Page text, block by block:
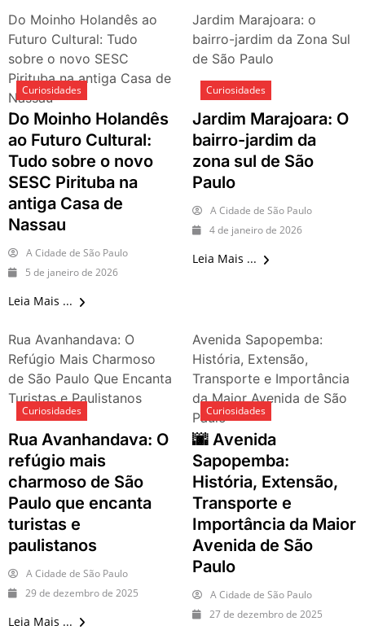
final de semana de 11 e 12
de julho: guia completo com
festas julinas, exposições,
shows, parques,
gastronomia, automobilismo
e lazer para toda a família
Do Moinho Holandês ao
Futuro Cultural: Tudo
sobre o novo SESC
Pirituba na antiga Casa de
Nassau
Curiosidades
Do Moinho Holandês
ao Futuro Cultural:
Tudo sobre o novo
SESC Pirituba na
antiga Casa de
Nassau
A Cidade de São Paulo
5 de janeiro de 2026
Leia Mais ...
Jardim Marajoara: o
bairro-jardim da Zona Sul
de São Paulo
Curiosidades
Jardim Marajoara: O
bairro-jardim da
zona sul de São
Paulo
A Cidade de São Paulo
4 de janeiro de 2026
Leia Mais ...
Rua Avanhandava: O
Refúgio Mais Charmoso
de São Paulo Que Encanta
Turistas e Paulistanos
Curiosidades
Rua Avanhandava: O
refúgio mais
charmoso de São
Paulo que encanta
turistas e
paulistanos
A Cidade de São Paulo
29 de dezembro de 2025
Leia Mais ...
Avenida Sapopemba:
História, Extensão,
Transporte e Importância
da Maior Avenida de São
Paulo
Curiosidades
🌆 Avenida
Sapopemba:
História, Extensão,
Transporte e
Importância da Maior
Avenida de São
Paulo
A Cidade de São Paulo
27 de dezembro de 2025